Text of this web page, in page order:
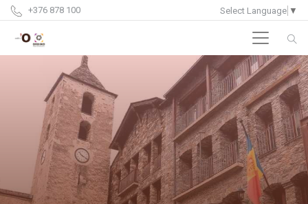
+376 878 100 Select Language ▼